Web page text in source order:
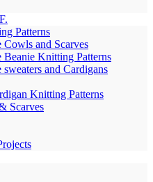
Patterns
Cowls and Scarves
Beanie Knitting Patterns
sweaters and Cardigans
Knitting Patterns
Scarves